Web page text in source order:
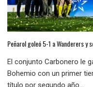
Peñarol goleó 5-1 a Wanderers y
El conjunto Carbonero le
Bohemio con un primer
título por segundo año...